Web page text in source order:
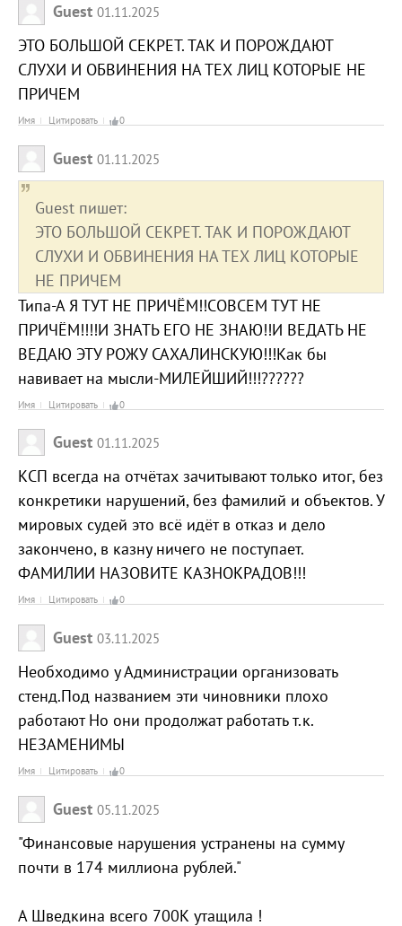
Guest 01.11.2025
ЭТО БОЛЬШОЙ СЕКРЕТ. ТАК И ПОРОЖДАЮТ
СЛУХИ И ОБВИНЕНИЯ НА ТЕХ ЛИЦ КОТОРЫЕ НЕ
ПРИЧЕМ
Имя Цитировать 0
Guest 01.11.2025
Guest пишет:
ЭТО БОЛЬШОЙ СЕКРЕТ. ТАК И ПОРОЖДАЮТ
СЛУХИ И ОБВИНЕНИЯ НА ТЕХ ЛИЦ КОТОРЫЕ
НЕ ПРИЧЕМ
Типа-А Я ТУТ НЕ ПРИЧЁМ!!СОВСЕМ ТУТ НЕ
ПРИЧЁМ!!!!И ЗНАТЬ ЕГО НЕ ЗНАЮ!!И ВЕДАТЬ НЕ
ВЕДАЮ ЭТУ РОЖУ САХАЛИНСКУЮ!!!Как бы
навивает на мысли-МИЛЕЙШИЙ!!!??????
Имя Цитировать 0
Guest 01.11.2025
КСП всегда на отчётах зачитывают только итог, без
конкретики нарушений, без фамилий и объектов. У
мировых судей это всё идёт в отказ и дело
закончено, в казну ничего не поступает.
ФАМИЛИИ НАЗОВИТЕ КАЗНОКРАДОВ!!!
Имя Цитировать 0
Guest 03.11.2025
Необходимо у Администрации организовать
стенд.Под названием эти чиновники плохо
работают Но они продолжат работать т.к.
НЕЗАМЕНИМЫ
Имя Цитировать 0
Guest 05.11.2025
"Финансовые нарушения устранены на сумму
почти в 174 миллиона рублей."
А Шведкина всего 700К утащила !